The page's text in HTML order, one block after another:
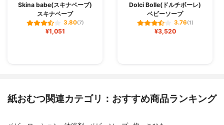
Skina babe(スキナベーブ)
スキナベーブ
3.80(7)
¥1,051
Dolci Bolle(ドルチボーレ)
ベビーソープ
3.76(1)
¥3,520
紙おむつ関連カテゴリ：おすすめ商品ランキング